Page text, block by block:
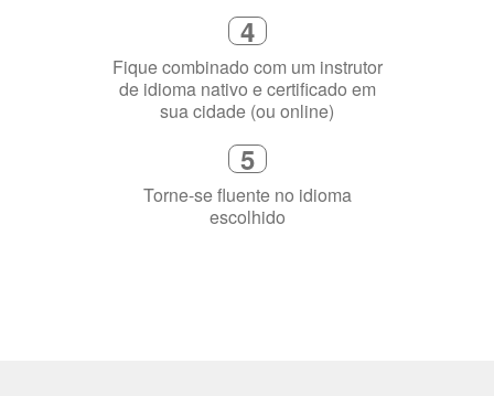
Fique combinado com um instrutor
de idioma nativo e certificado em
sua cidade (ou online)
5
Torne-se fluente no idioma
escolhido